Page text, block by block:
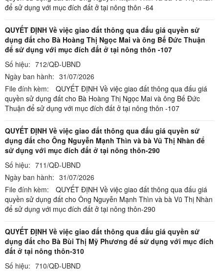
để sử dụng với mục đích đất ở tại nông thôn -64
QUYẾT ĐỊNH Về việc giao đất thông qua đấu giá quyền sử
dụng đất cho Bà Hoàng Thị Ngọc Mai và ông Bế Đức Thuận
để sử dụng với mục đích đất ở tại nông thôn -107
Số hiệu: 712/QĐ-UBND
Ngày ban hành: 31/07/2026
File đính kèm:
QUYẾT ĐỊNH Về việc giao đất thông qua đấu giá
quyền sử dụng đất cho Bà Hoàng Thị Ngọc Mai và ông Bế Đức
Thuận để sử dụng với mục đích đất ở tại nông thôn -107
QUYẾT ĐỊNH Về việc giao đất thông qua đấu giá quyền sử
dụng đất cho Ông Nguyễn Mạnh Thìn và bà Vũ Thị Nhàn để
sử dụng với mục đích đất ở tại nông thôn-290
Số hiệu: 711/QĐ-UBND
Ngày ban hành: 31/07/2026
File đính kèm:
QUYẾT ĐỊNH Về việc giao đất thông qua đấu giá
quyền sử dụng đất cho Ông Nguyễn Mạnh Thìn và bà Vũ Thị Nhàn
để sử dụng với mục đích đất ở tại nông thôn-290
QUYẾT ĐỊNH Về việc giao đất thông qua đấu giá quyền sử
dụng đất cho Bà Bùi Thị Mỹ Phương để sử dụng với mục đích
đất ở tại nông thôn-310
Số hiệu: 710/QĐ-UBND